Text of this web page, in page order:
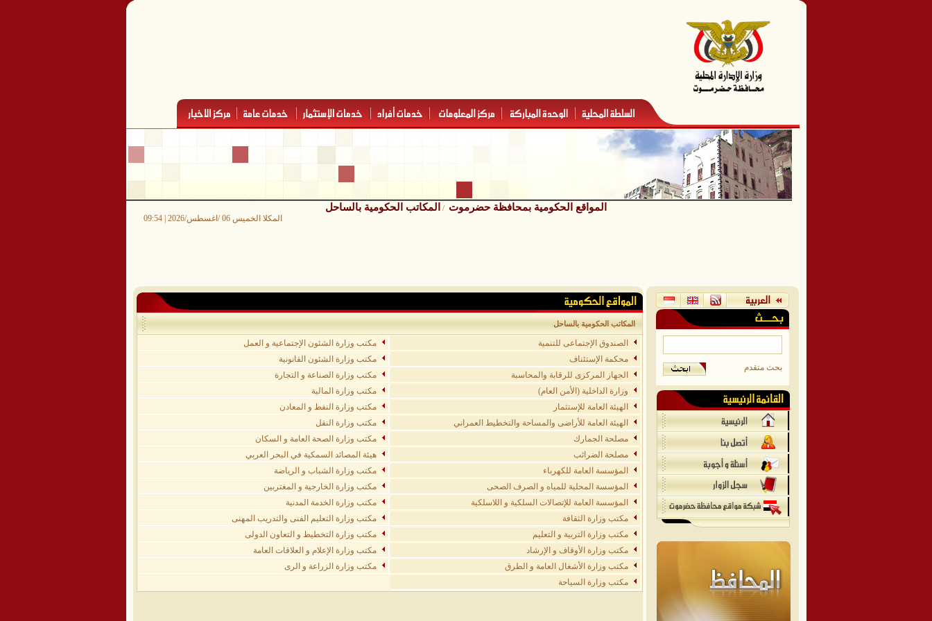
المواقع الحكومية بمحافظة حضرموت / المكاتب الحكومية بالساحل
المكلا الخميس 06 /اغسطس/2026 | 09:54
المكاتب الحكومية بالساحل
الصندوق الإجتماعى للتنمية
مكتب وزارة الشئون الإجتماعية و العمل
محكمة الإستئناف
مكتب وزارة الشئون القانونية
الجهاز المركزى للرقابة والمحاسبة
مكتب وزارة الصناعة و التجارة
وزارة الداخلية (الأمن العام)
مكتب وزارة المالية
الهيئة العامة للإستثمار
مكتب وزارة النفط و المعادن
الهيئة العامة للأراضى والمساحة والتخطيط العمراني
مكتب وزارة النقل
مصلحة الجمارك
مكتب وزارة الصحة العامة و السكان
مصلحة الضرائب
هيئة المصائد السمكية في البحر العربي
المؤسسة العامة للكهرباء
مكتب وزارة الشباب و الرياضة
المؤسسة المحلية للمياه و الصرف الصحى
مكتب وزارة الخارجية و المغتربين
المؤسسة العامة للإتصالات السلكية و اللاسلكية
مكتب وزارة الخدمة المدنية
مكتب وزارة الثقافة
مكتب وزارة التعليم الفنى والتدريب المهنى
مكتب وزارة التربية و التعليم
مكتب وزارة التخطيط و التعاون الدولى
مكتب وزارة الأوقاف و الإرشاد
مكتب وزارة الإعلام و العلاقات العامة
مكتب وزارة الأشغال العامة و الطرق
مكتب وزارة الزراعة و الرى
مكتب وزارة السياحة
بحث متقدم